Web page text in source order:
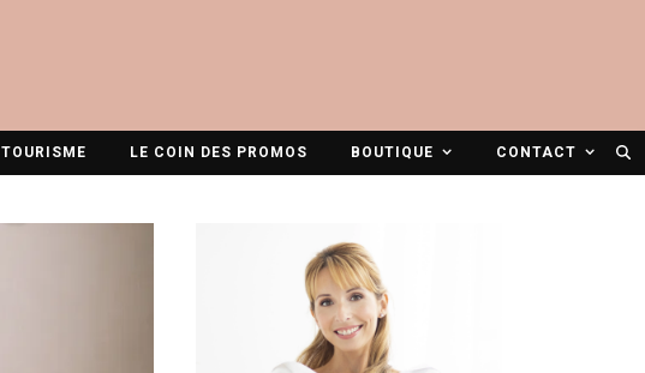
TOURISME LE COIN DES PROMOS BOUTIQUE CONTACT